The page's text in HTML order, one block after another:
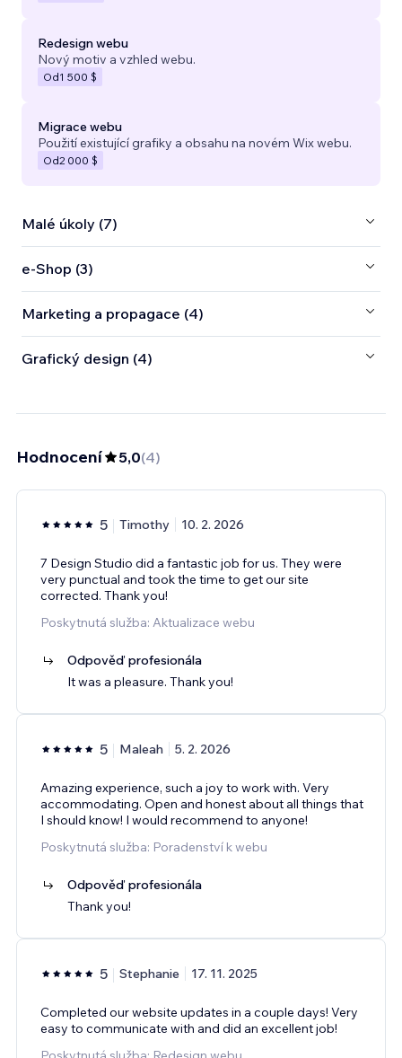
Redesign webu
Nový motiv a vzhled webu.
Od1 500 $
Migrace webu
Použití existující grafiky a obsahu na novém Wix webu.
Od2 000 $
Malé úkoly (7)
e‑Shop (3)
Marketing a propagace (4)
Grafický design (4)
Hodnocení 5,0(4)
5 Timothy 10. 2. 2026
7 Design Studio did a fantastic job for us. They were
very punctual and took the time to get our site
corrected. Thank you!
Poskytnutá služba: Aktualizace webu
Odpověď profesionála
It was a pleasure. Thank you!
5 Maleah 5. 2. 2026
Amazing experience, such a joy to work with. Very
accommodating. Open and honest about all things that
I should know! I would recommend to anyone!
Poskytnutá služba: Poradenství k webu
Odpověď profesionála
Thank you!
5 Stephanie 17. 11. 2025
Completed our website updates in a couple days! Very
easy to communicate with and did an excellent job!